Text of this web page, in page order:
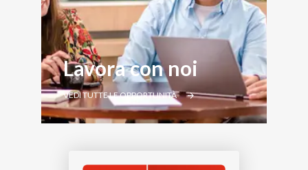
Lavora con noi
VEDI TUTTE LE OPPORTUNITÀ